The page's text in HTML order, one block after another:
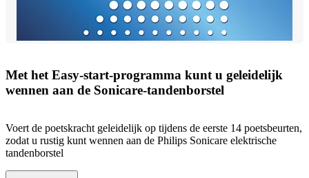
Met het Easy-start-programma kunt u geleidelijk
wennen aan de Sonicare-tandenborstel
Voert de poetskracht geleidelijk op tijdens de eerste 14 poetsbeurten,
zodat u rustig kunt wennen aan de Philips Sonicare elektrische
tandenborstel